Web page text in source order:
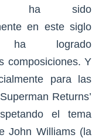
ha sido
en este siglo
ha logrado
composiciones. Y
para las
Returns’
el tema
John Williams (la